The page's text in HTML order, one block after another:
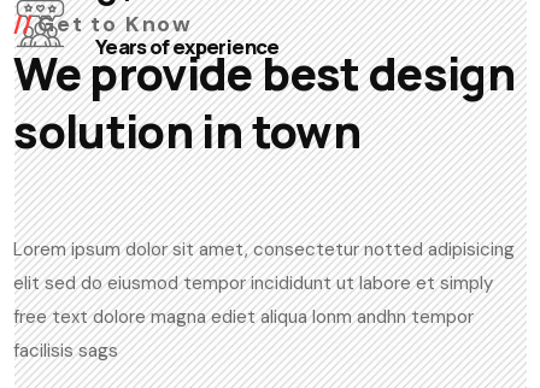
Years of experience
Get to Know
We provide best design
solution in town
Lorem ipsum dolor sit amet, consectetur notted adipisicing
elit sed do eiusmod tempor incididunt ut labore et simply
free text dolore magna ediet aliqua lonm andhn tempor
facilisis sags